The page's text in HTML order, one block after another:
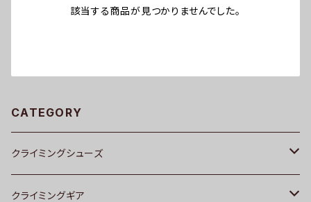
該当する商品が見つかりませんでした。
CATEGORY
クライミングシューズ
UNPARALLEL[アンパラレル]
クライミングギア